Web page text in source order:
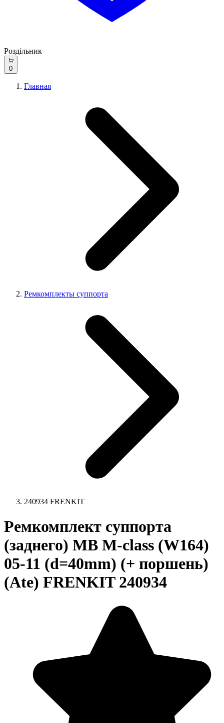
Роздільник
0
Главная
Ремкомплекты суппорта
240934 FRENKIT
Ремкомплект суппорта
(заднего) MB M-class (W164)
05-11 (d=40mm) (+ поршень)
(Ate) FRENKIT 240934